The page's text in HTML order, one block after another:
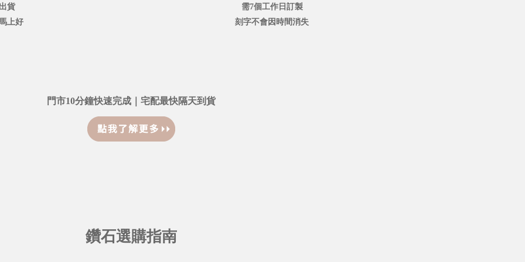
貨
上好
需7個工作日訂製
刻字不會因時間消失
門市10分鐘快速完成｜宅配最快隔天到貨
鑽石選購指南